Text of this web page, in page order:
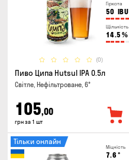
Гіркота
50 IBU
Щільність
14.5 %
(0)
Пиво Ципа Hutsul IPA 0.5л
Світле, Нефільтроване, 6°
105,00
грн за 1 шт
Міцність
7.6 °
Тільки онлайн